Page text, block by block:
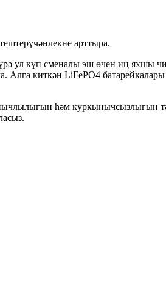
арттыра.
ул күп сменалы эш өчен иң яхшы
Алга киткән LiFePO4
һәм куркынычсызлыгын